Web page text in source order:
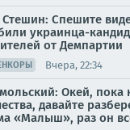
Спешите
украинца-
от Демпартии
Вчера, 22:34
Окей, пока
давайте
«Малыш», раз он